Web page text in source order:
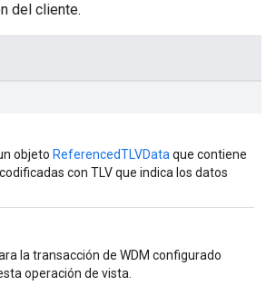
del cliente.
objeto ReferencedTLVData que contiene
con TLV que indica los datos
la transacción de WDM configurado
operación de vista.